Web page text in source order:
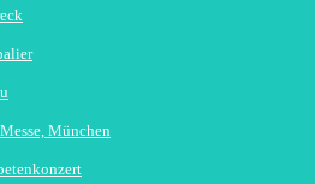
München